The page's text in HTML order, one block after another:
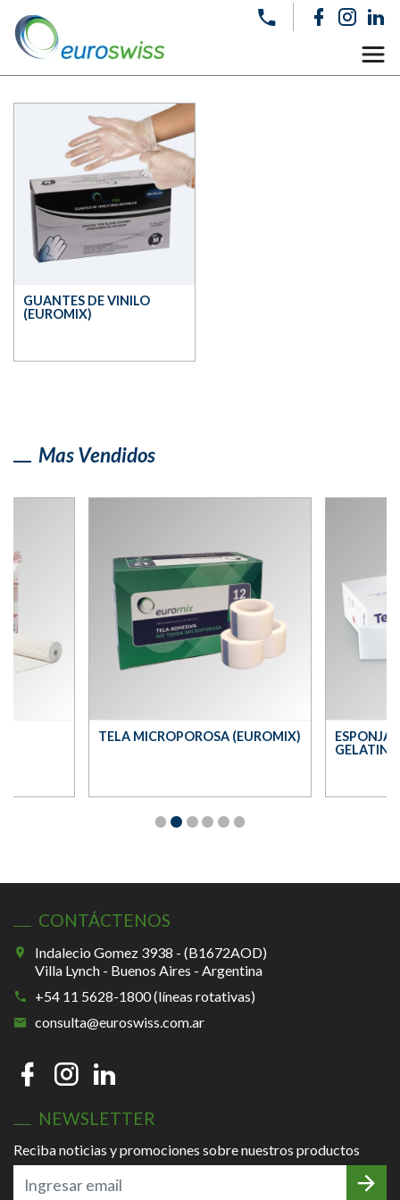
GUANTES DE VINILO
(EUROMIX)
Mas Vendidos
TELA MICROPOROSA (EUROMIX)
ESPONJA
CONTÁCTENOS
Indalecio Gomez 3938 - (B1672AOD)
Villa Lynch - Buenos Aires - Argentina
+54 11 5628-1800 (líneas rotativas)
consulta@euroswiss.com.ar
NEWSLETTER
Reciba noticias y promociones sobre nuestros productos